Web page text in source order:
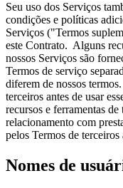
Seu uso dos Serviços
condições e políticas
Serviços ("Termos
este Contrato. Alguns
nossos Serviços são
Termos de serviço
diferem de nossos
terceiros antes de usar
recursos e ferramentas
relacionamento com
pelos Termos de terceiros
Nomes de